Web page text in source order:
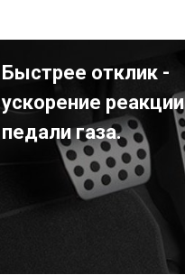
Быстрее отклик -
ускорение реакции
педали газа.